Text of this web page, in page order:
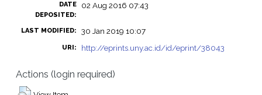
DATE
DEPOSITED:
02 Aug 2016 07:43
LAST MODIFIED: 30 Jan 2019 10:07
URI: http://eprints.uny.ac.id/id/eprint/38043
Actions (login required)